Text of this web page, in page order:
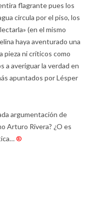
flagrante pues los
circula por el piso, los
(en el mismo
haya aventurado una
pieza ni críticos como
a averiguar la verdad en
apuntados por Lésper
argumentación de
Arturo Rivera? ¿O es
®